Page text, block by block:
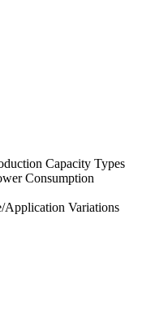
Capacity Types
Consumption
Application Variations